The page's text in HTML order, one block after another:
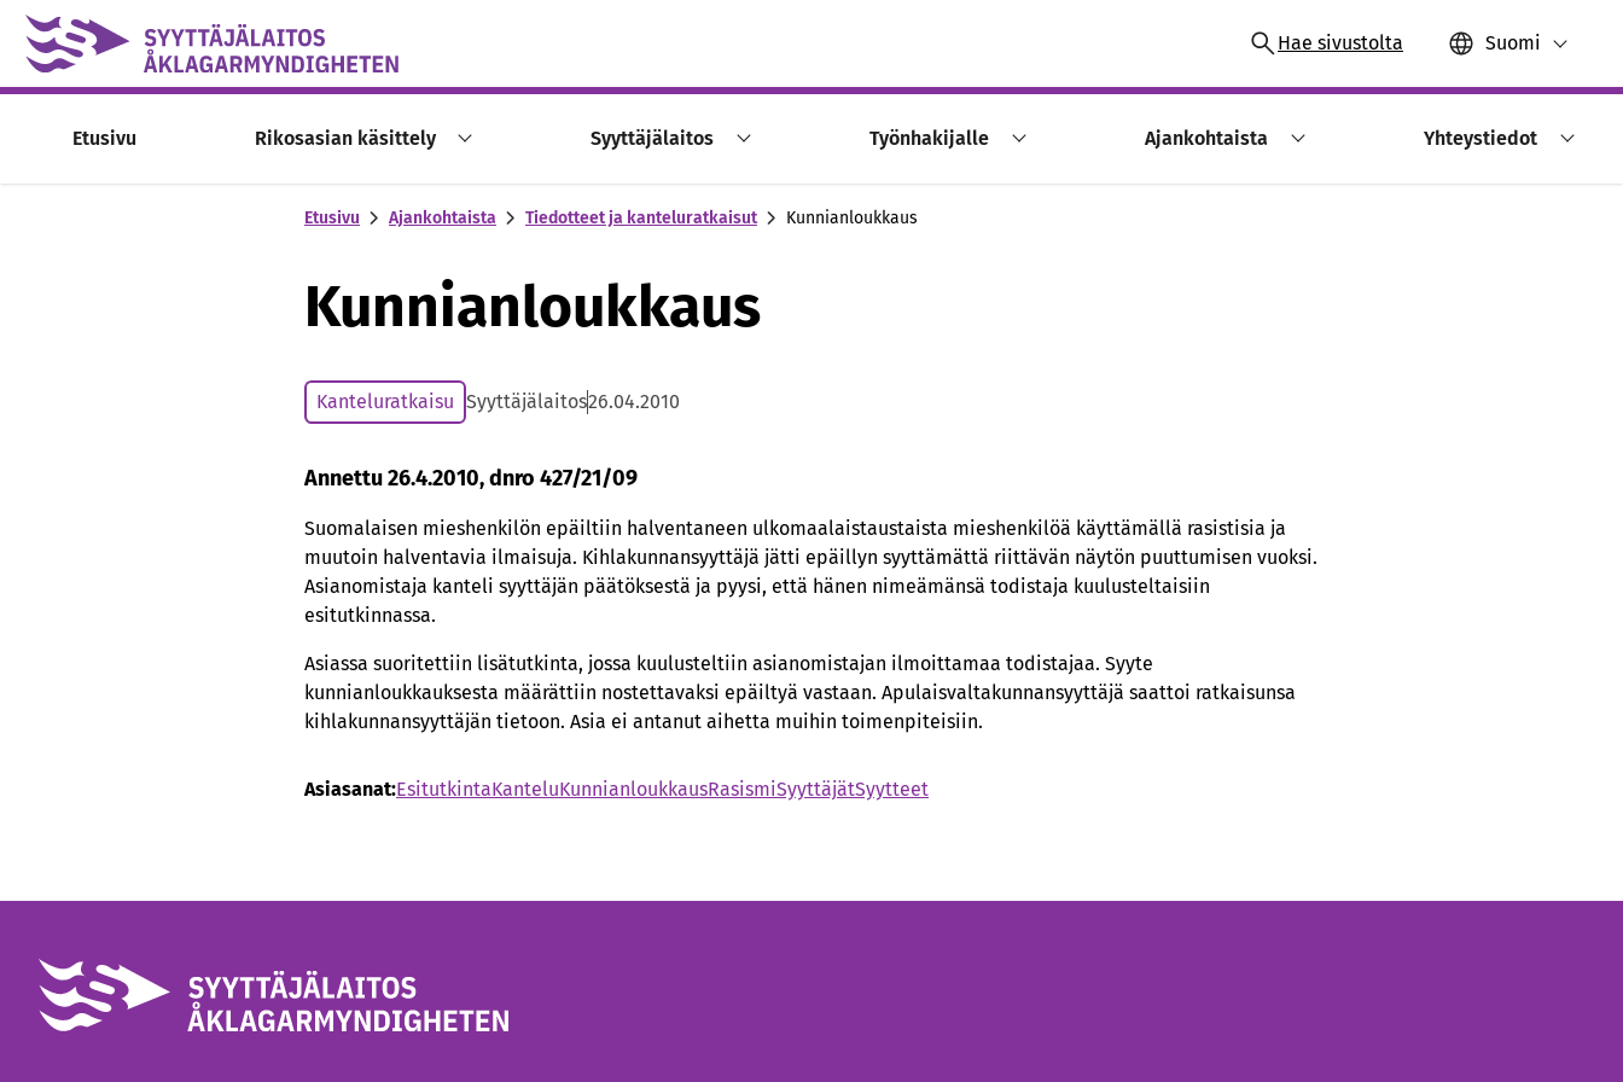
Skip to content -saavutettavuusohje
Hae sivustolta Suomi
Etusivu Rikosasian käsittely Syyttäjälaitos Työnhakijalle Ajankohtaista Yhteystiedot
Etusivu Ajankohtaista Tiedotteet ja kanteluratkaisut Kunnianloukkaus
Kunnianloukkaus
Kanteluratkaisu Syyttäjälaitos26.04.2010
Annettu 26.4.2010, dnro 427/21/09
Suomalaisen mieshenkilön epäiltiin halventaneen ulkomaalaistaustaista mieshenkilöä käyttämällä rasistisia ja
muutoin halventavia ilmaisuja. Kihlakunnansyyttäjä jätti epäillyn syyttämättä riittävän näytön puuttumisen vuoksi.
Asianomistaja kanteli syyttäjän päätöksestä ja pyysi, että hänen nimeämänsä todistaja kuulusteltaisiin
esitutkinnassa.
Asiassa suoritettiin lisätutkinta, jossa kuulusteltiin asianomistajan ilmoittamaa todistajaa. Syyte
kunnianloukkauksesta määrättiin nostettavaksi epäiltyä vastaan. Apulaisvaltakunnansyyttäjä saattoi ratkaisunsa
kihlakunnansyyttäjän tietoon. Asia ei antanut aihetta muihin toimenpiteisiin.
Asiasanat:EsitutkintaKanteluKunnianloukkausRasismiSyyttäjätSyytteet